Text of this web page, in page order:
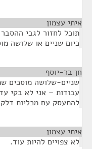
איתי עצמון
תוכל לחזור לגבי
כיום שניים או שלושה
חן בר-יוסף
שניים-שלושה מוסכים
עבודות – אני לא בקי
להתעסק עם מכליות
איתי עצמון
לא צפויים להיות עוד.